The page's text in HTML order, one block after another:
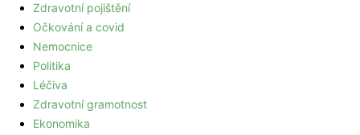
Zdravotní pojištění
Očkování a covid
Nemocnice
Politika
Léčiva
Zdravotní gramotnost
Ekonomika